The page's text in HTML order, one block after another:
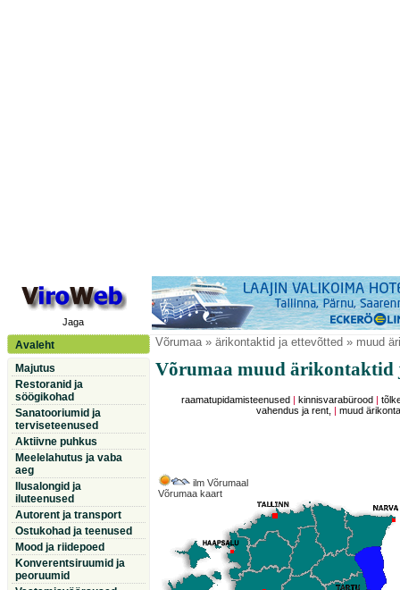
Jaga
Avaleht
Majutus
Restoranid ja
söögikohad
Sanatooriumid ja
terviseteenused
Aktiivne puhkus
Meelelahutus ja vaba
aeg
Ilusalongid ja
iluteenused
Autorent ja transport
Ostukohad ja teenused
Mood ja riidepoed
Konverentsiruumid ja
peoruumid
Võrumaa» ärikontaktid ja ettevõtted » muud
Võrumaa muud ärikontaktid
raamatupidamisteenused kinnisvarabürood |
vahendus ja rent,
|muud
ilm Võrumaal
Võrumaa kaart